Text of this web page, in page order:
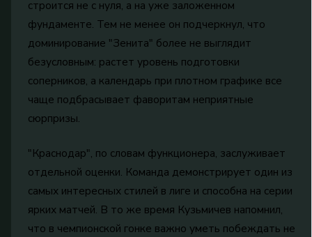
строится не с нуля, а на уже заложенном
фундаменте. Тем не менее он подчеркнул, что
доминирование "Зенита" более не выглядит
безусловным: растет уровень подготовки
соперников, а календарь при плотном графике все
чаще подбрасывает фаворитам неприятные
сюрпризы.
"Краснодар", по словам функционера, заслуживает
отдельной оценки. Команда демонстрирует один из
самых интересных стилей в лиге и способна на серии
ярких матчей. В то же время Кузьмичев напомнил,
что в чемпионской гонке важно уметь побеждать не